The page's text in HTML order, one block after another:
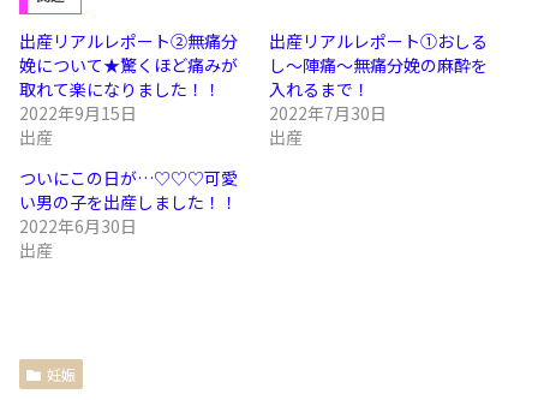
出産リアルレポート②無痛分
娩について★驚くほど痛みが
取れて楽になりました！！
2022年9月15日
出産
出産リアルレポート①おしる
し〜陣痛〜無痛分娩の麻酔を
入れるまで！
2022年7月30日
出産
ついにこの日が…♡♡♡可愛
い男の子を出産しました！！
2022年6月30日
出産
妊娠